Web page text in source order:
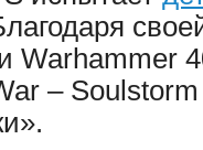
Warhammer
–